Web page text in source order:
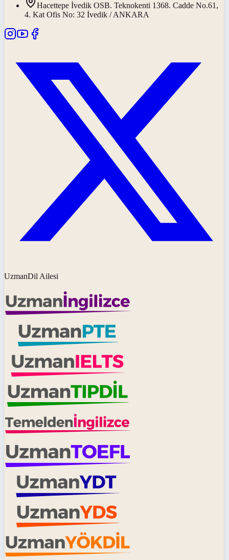
Hacettepe İvedik OSB. Teknokenti 1368. Cadde No.61,
4. Kat Ofis No: 32 İvedik / ANKARA
UzmanDil Ailesi